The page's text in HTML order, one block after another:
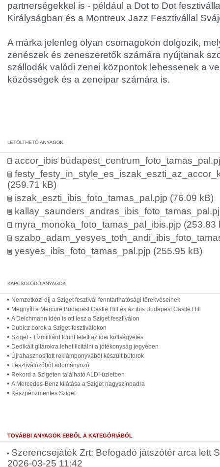
partnerségekkel is - például a Dot to Dot
Királyságban és a Montreux Jazz Fesztivállal
A márka jelenleg olyan csomagokon dolgozik,
zenészek és zeneszeretők számára nyújtanak
szállodák valódi zenei központok lehessenek a
közösségek és a zeneipar számára is.
accor_ibis
(259.71 kB)
iszak_eszti_ibis_foto_tamas_pal.pjp (76.09 kB)
myra_monoka_foto_tamas_pal_ibis.pjp (253.83
yesyes_ibis_foto_tamas_pal.pjp (255.95 kB)
Nemzetközi díj a Sziget fesztivál fenntarthatósági törekvéseinek
Megnyílt a Mercure Budapest Castle Hill és az ibis Budapest Castle Hill
A Deichmann idén is ott lesz a Sziget fesztiválon
Dubicz borok a Sziget-fesztiválokon
Sziget - Tízmilliárd forint felett az idei költségvetés
Dedikált gitárokra lehet licitálni a jótékonyság jegyében
Újrahasznosított reklámponyvából készült bútorok
Fesztiválózóból adományozó
Rekord a Szigeten található ALDI-üzletben
A Mercedes-Benz kilátása a Sziget nagyszínpadra
Készpénzmentes Sziget
TOVÁBBI ANYAGOK EBBŐL A KATEGÓRIÁBÓL
Szerencsejáték Zrt: Befogadó játszótér arca lett
2026-03-25 11:42